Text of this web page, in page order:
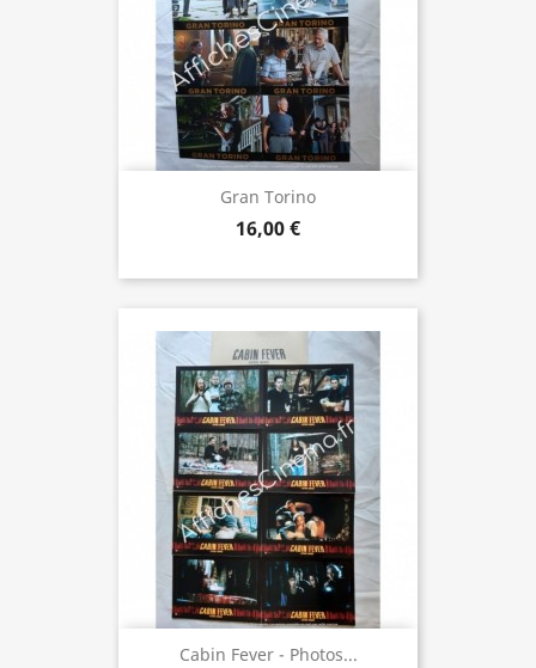
Gran Torino
16,00 €
Cabin Fever - Photos...